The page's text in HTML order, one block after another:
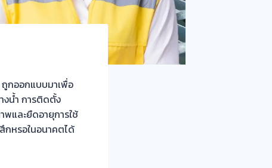
กออกแบบมาเพื่อ
งน้ำ การติดตั้ง
พและยืดอายุการใช้
กหรอในอนาคตได้